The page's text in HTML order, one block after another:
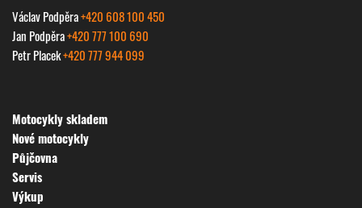
Václav Podpěra+420 608 100 450
Jan Podpěra+420 777 100 690
Petr Placek+420 777 944 099
Motocykly skladem
Nové motocykly
Půjčovna
Servis
Výkup